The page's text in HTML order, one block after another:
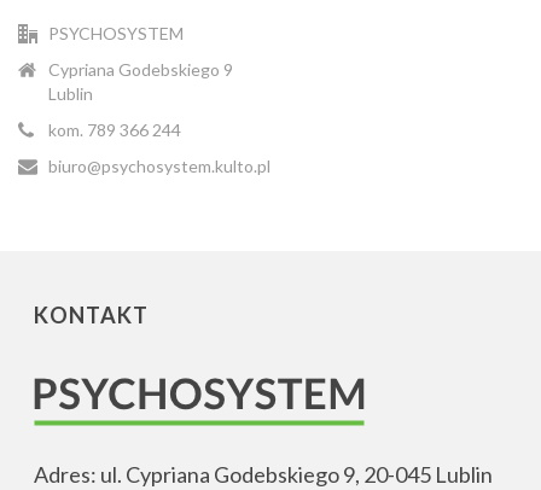
PSYCHOSYSTEM
Cypriana Godebskiego 9
Lublin
kom. 789 366 244
biuro@psychosystem.kulto.pl
KONTAKT
Adres: ul. Cypriana Godebskiego 9, 20-045 Lublin